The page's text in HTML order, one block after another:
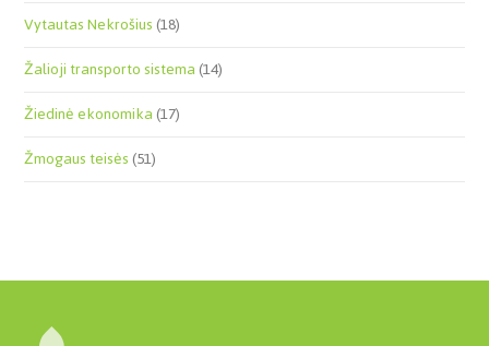
Vytautas Nekrošius(18)
Žalioji transporto sistema(14)
Žiedinė ekonomika(17)
Žmogaus teisės(51)